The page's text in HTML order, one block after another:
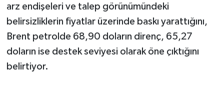
arz endişeleri ve talep görünümündeki
belirsizliklerin fiyatlar üzerinde baskı yarattığını,
Brent petrolde 68,90 doların direnç, 65,27
doların ise destek seviyesi olarak öne çıktığını
belirtiyor.